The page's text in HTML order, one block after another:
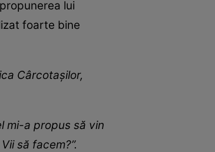
lui
foarte bine
Cârcotașilor,
mi-a propus să vin
să facem?”.